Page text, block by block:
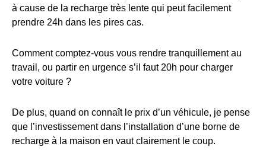
à cause de la recharge très lente qui peut facilement
prendre 24h dans les pires cas.
Comment comptez-vous vous rendre tranquillement au
travail, ou partir en urgence s’il faut 20h pour charger
votre voiture ?
De plus, quand on connaît le prix d’un véhicule, je pense
que l’investissement dans l’installation d’une borne de
recharge à la maison en vaut clairement le coup.